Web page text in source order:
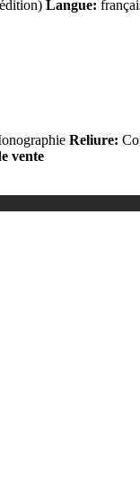
Langue:
Reliure:
vente